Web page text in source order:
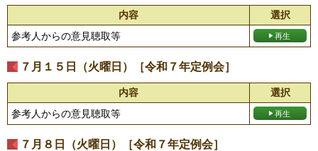
内容
選択
参考人からの意見聴取等
７月１５日（火曜日）［令和７年定例会］
内容
選択
参考人からの意見聴取等
７月８日（火曜日）［令和７年定例会］